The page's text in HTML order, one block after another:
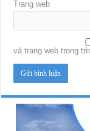
Trang web
và trang web trong